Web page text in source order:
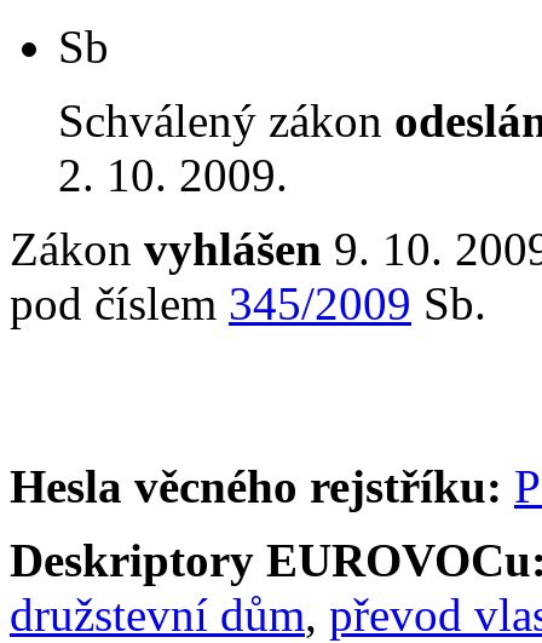
Sb
Schválený zákon
2. 10. 2009.
Zákon vyhlášen 9. 10.
pod číslem 345/2009 Sb.
Hesla věcného rejstříku:
Deskriptory
družstevní dům, převod